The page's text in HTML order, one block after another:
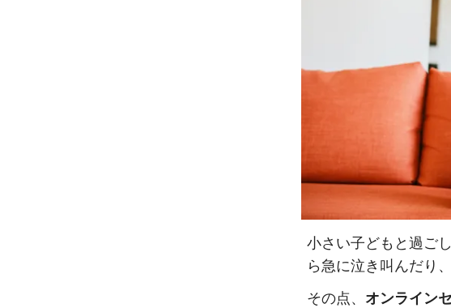
小さい子どもと過ご
ら急に泣き叫んだり
その点、 オンライン